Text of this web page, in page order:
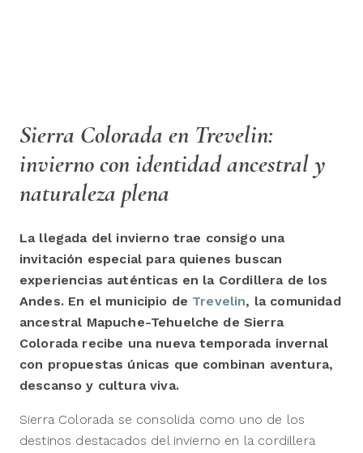
Sierra Colorada en Trevelin:
invierno con identidad ancestral y
naturaleza plena
La llegada del invierno trae consigo una
invitación especial para quienes buscan
experiencias auténticas en la Cordillera de los
Andes. En el municipio de Trevelin, la comunidad
ancestral Mapuche-Tehuelche de Sierra
Colorada recibe una nueva temporada invernal
con propuestas únicas que combinan aventura,
descanso y cultura viva.
Sierra Colorada se consolida como uno de los
destinos destacados del invierno en la cordillera